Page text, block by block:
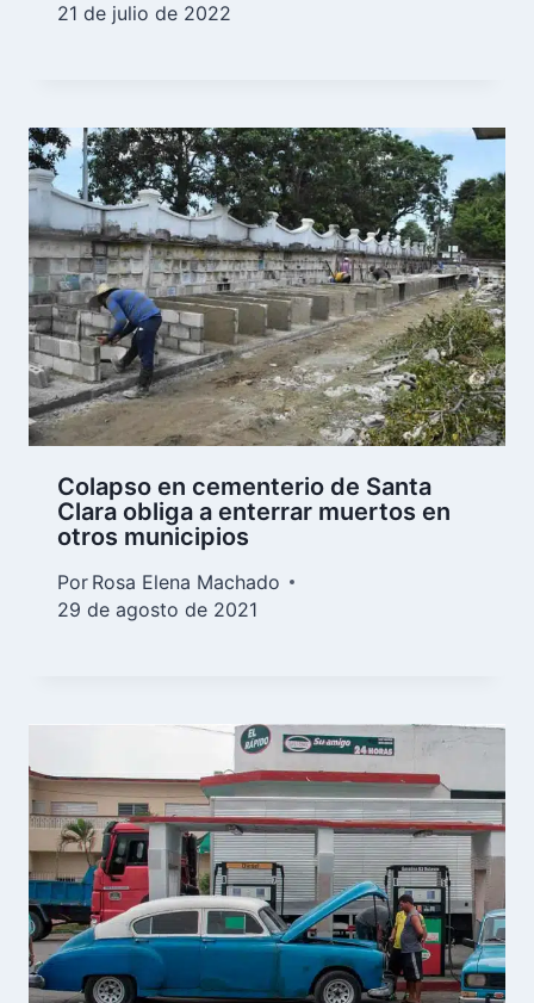
21 de julio de 2022
Colapso en cementerio de Santa
Clara obliga a enterrar muertos en
otros municipios
Por Rosa Elena Machado
29 de agosto de 2021